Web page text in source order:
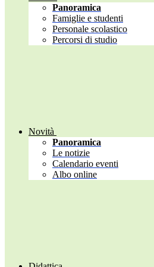
Panoramica
Famiglie e studenti
Personale scolastico
Percorsi di studio
Novità
Panoramica
Le notizie
Calendario eventi
Albo online